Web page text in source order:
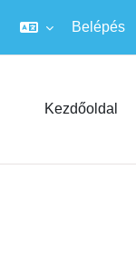
Belépés
Kezdőoldal